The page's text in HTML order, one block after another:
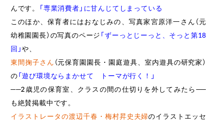
んです。
「専業消費者」に甘んじてしまっている
このほか、保育者にはおなじみの、写真家宮原洋一さん（元
幼稚園園長）の写真のページ 「ずーっとじーっと、そっと第18
回」や、
東間掬子さん （元保育園園長・園庭遊具、室内遊具の研究家）
の 「遊び環境ならまかせて トーマが行く！」
──2歳児の保育室、クラスの間の仕切りを外してみたら──
も絶賛掲載中です。
イラストレータの渡辺千春・梅村昇史夫婦のイラストエッセ